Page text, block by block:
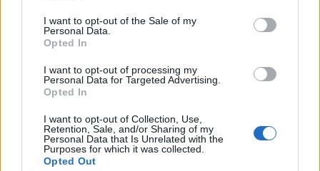
I want to opt-out of the Sale of my
Personal Data.
Opted In
I want to opt-out of processing my
Personal Data for Targeted Advertising.
Opted In
I want to opt-out of Collection, Use,
Retention, Sale, and/or Sharing of my
Personal Data that Is Unrelated with the
Purposes for which it was collected.
Opted Out
Pepa Izquierdo está al frente de un programa que a
través de sus imágenes ayuda al espectador a entender
algunos temas de interés y conocer otras culturas.